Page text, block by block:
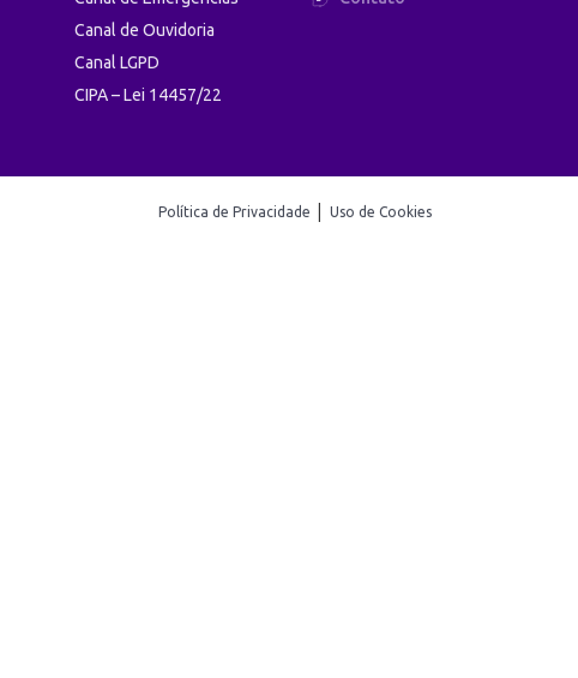
Canal de Ouvidoria
Canal LGPD
CIPA – Lei 14457/22
Política de Privacidade | Uso de Cookies